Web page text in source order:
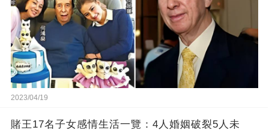
2023/04/19
賭王17名子女感情生活一覽：4人婚姻破裂5人未